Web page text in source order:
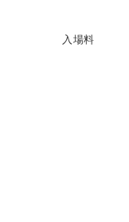
入場料